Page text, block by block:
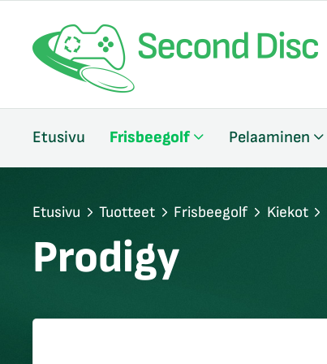
Etusivu Frisbeegolf Pelaaminen
Etusivu Tuotteet Frisbeegolf Kiekot
Prodigy
sulje
sulje
sulje